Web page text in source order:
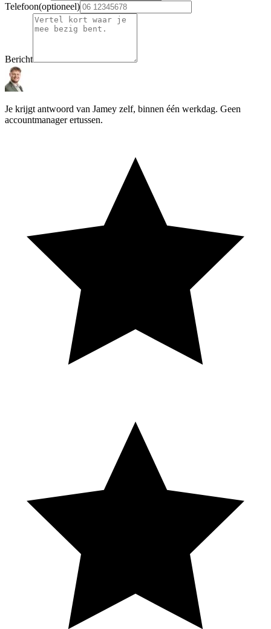
Telefoon(optioneel)
Bericht
Je krijgt antwoord van Jamey zelf, binnen één werkdag. Geen
accountmanager ertussen.